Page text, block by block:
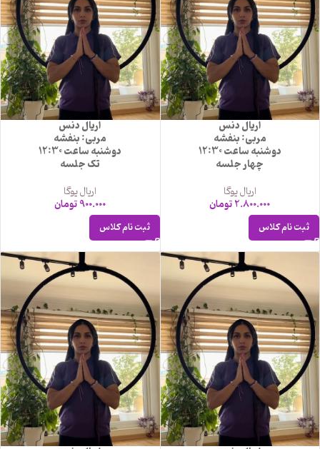
اریال دنس
مربی: بنفشه
دوشنبه ساعت 12:30
چهار جلسه
اریال یوگا
2.800.000تومان
ثبت نام کلاس
اریال دنس
مربی: بنفشه
دوشنبه ساعت 12:30
تک جلسه
اریال یوگا
900.000تومان
ثبت نام کلاس